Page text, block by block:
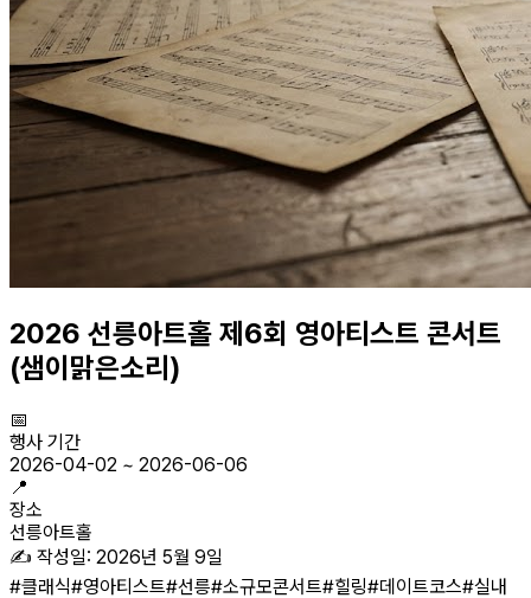
2026 선릉아트홀 제6회 영아티스트 콘서트
(샘이맑은소리)
📅
행사 기간
2026-04-02 ~ 2026-06-06
📍
장소
선릉아트홀
✍️ 작성일: 2026년 5월 9일
#클래식#영아티스트#선릉#소규모콘서트#힐링#데이트코스#실내